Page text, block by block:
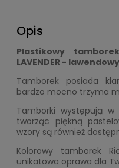
Opis
Plastikowy
LAVENDER -
Tamborek posiada
bardzo mocno trzyma
Tamborki występują
tworząc piękną
wzory są również
Kolorowy tamborek
unikatowa oprawa dla